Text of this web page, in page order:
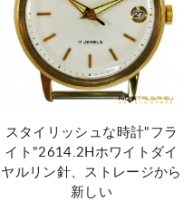
スタイリッシュな時計"フラ
イト"2614.2Hホワイトダイ
ヤルリン針、ストレージから
新しい